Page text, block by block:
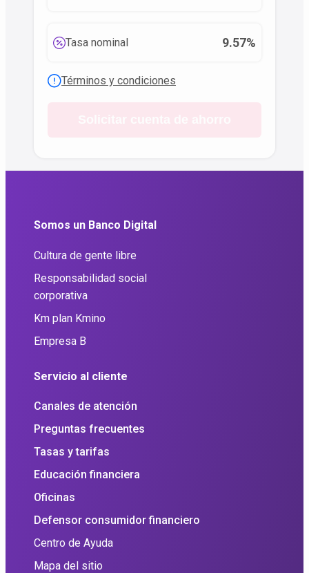
Tasa nominal 9.57%
Términos y condiciones
Somos un Banco Digital
Cultura de gente libre
Responsabilidad social
corporativa
Km plan Kmino
Empresa B
Servicio al cliente
Canales de atención
Preguntas frecuentes
Tasas y tarifas
Educación financiera
Oficinas
Defensor consumidor financiero
Centro de Ayuda
Mapa del sitio